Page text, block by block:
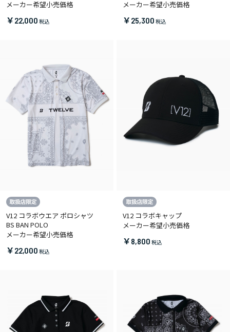
メーカー希望小売価格
￥22,000
メーカー希望小売価格
￥25,300
V12 コラボウエア ポロシャツ
BS BAN POLO
メーカー希望小売価格
￥22,000
V12 コラボキャップ
メーカー希望小売価格
￥8,800